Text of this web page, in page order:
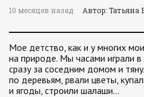
10 месяцев назад Автор: Татьяна
Мое детство, как и у многих
на природе. Мы часами играли в
сразу за соседним домом и
по деревьям, рвали цветы,
и ягоды, строили шалаши…